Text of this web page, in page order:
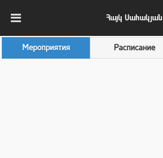
Հայկ Սահակյան
Мероприятия Расписание